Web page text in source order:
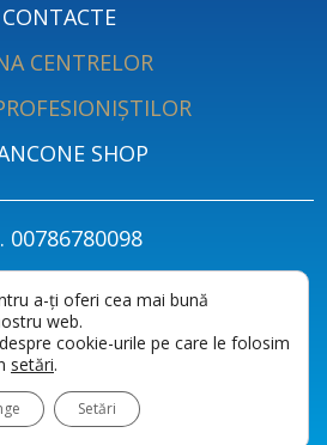
CONTACTE
CENTRELOR
SHOP
00786780098
POLITICA DE CONFIDENȚIALITATE
ACCESSIBILITY STATEMENT
a-ți oferi cea mai bună
web.
cookie-urile pe care le folosim
setări.
Setări